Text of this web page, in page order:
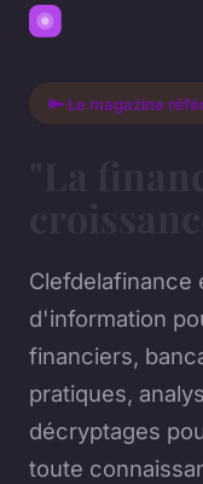
🔑 Le magazine
Clefdelafinance
d'information
financiers,
pratiques,
décryptages
toute